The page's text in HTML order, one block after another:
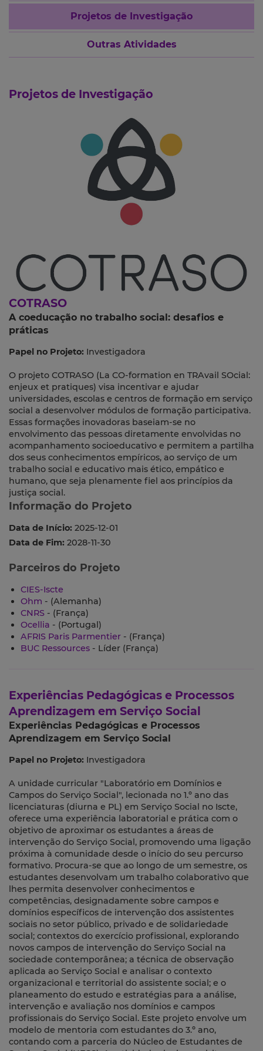
Projetos de Investigação
Outras Atividades
Projetos de Investigação
COTRASO
A coeducação no trabalho social: desafios e
práticas
Papel no Projeto: Investigadora
O projeto COTRASO (La CO-formation en TRAvail SOcial:
enjeux et pratiques) visa incentivar e ajudar
universidades, escolas e centros de formação em serviço
social a desenvolver módulos de formação participativa.
Essas formações inovadoras baseiam-se no
envolvimento das pessoas diretamente envolvidas no
acompanhamento socioeducativo e permitem a partilha
dos seus conhecimentos empíricos, ao serviço de um
trabalho social e educativo mais ético, empático e
humano, que seja plenamente fiel aos princípios da
justiça social.
Informação do Projeto
Data de Início: 2025-12-01
Data de Fim: 2028-11-30
Parceiros do Projeto
CIES-Iscte
Ohm - (Alemanha)
CNRS - (França)
Ocellia - (Portugal)
AFRIS Paris Parmentier - (França)
BUC Ressources - Líder (França)
Experiências Pedagógicas e Processos
Aprendizagem em Serviço Social
Experiências Pedagógicas e Processos
Aprendizagem em Serviço Social
Papel no Projeto: Investigadora
A unidade curricular "Laboratório em Domínios e
Campos do Serviço Social", lecionada no 1.º ano das
licenciaturas (diurna e PL) em Serviço Social no Iscte,
oferece uma experiência laboratorial e prática com o
objetivo de aproximar os estudantes a áreas de
intervenção do Serviço Social, promovendo uma ligação
próxima à comunidade desde o início do seu percurso
formativo. Procura-se que ao longo de um semestre, os
estudantes desenvolvam um trabalho colaborativo que
lhes permita desenvolver conhecimentos e
competências, designadamente sobre campos e
domínios específicos de intervenção dos assistentes
sociais no setor público, privado e de solidariedade
social; contextos do exercício profissional, explorando
novos campos de intervenção do Serviço Social na
sociedade contemporânea; a técnica de observação
aplicada ao Serviço Social e analisar o contexto
organizacional e territorial do assistente social; e o
planeamento do estudo e estratégias para a análise,
intervenção e avaliação nos domínios e campos
profissionais do Serviço Social. Este projeto envolve um
modelo de mentoria com estudantes do 3.º ano,
contando com a parceria do Núcleo de Estudantes de